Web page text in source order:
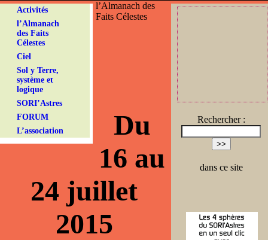
Activités
l’Almanach
des Faits
Célestes
Ciel
Sol y Terre,
système et
logique
SORI’Astres
FORUM
L’association
Rechercher :
dans ce site
l’Almanach des
Faits Célestes
Du
16 au
24 juillet
2015